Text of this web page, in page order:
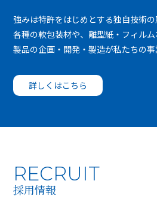
強みは特許をはじめとする独自技術
各種の軟包装材や、離型紙・フィル
製品の企画・開発・製造が私たちの事
詳しくはこちら
RECRUIT
採用情報